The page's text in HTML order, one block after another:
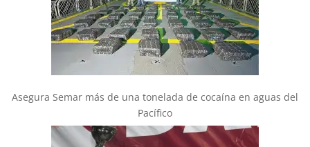
Asegura Semar más de una tonelada de cocaína en aguas del
Pacífico